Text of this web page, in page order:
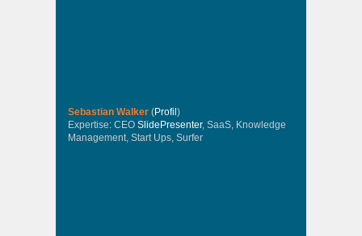
Sebastian Walker (Profil )
Expertise: CEO SlidePresenter, SaaS, Knowledge
Management, Start Ups, Surfer